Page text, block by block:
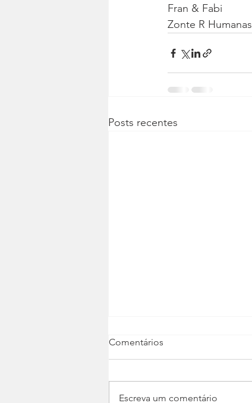
Fran & Fabi
Zonte R Humanas
Posts recentes
Comentários
Escreva um comentário